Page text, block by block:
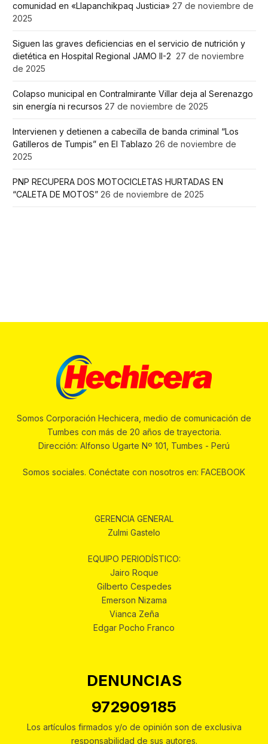
comunidad en «Llapanchikpaq Justicia» 27 de noviembre de
2025
Siguen las graves deficiencias en el servicio de nutrición y
dietética en Hospital Regional JAMO II-2 27 de noviembre
de 2025
Colapso municipal en Contralmirante Villar deja al Serenazgo
sin energía ni recursos 27 de noviembre de 2025
Intervienen y detienen a cabecilla de banda criminal “Los
Gatilleros de Tumpis” en El Tablazo 26 de noviembre de
2025
PNP RECUPERA DOS MOTOCICLETAS HURTADAS EN
“CALETA DE MOTOS” 26 de noviembre de 2025
Somos Corporación Hechicera, medio de comunicación de
Tumbes con más de 20 años de trayectoria.
Dirección: Alfonso Ugarte Nº 101, Tumbes - Perú
Somos sociales. Conéctate con nosotros en: FACEBOOK
GERENCIA GENERAL
Zulmi Gastelo
EQUIPO PERIODÍSTICO:
Jairo Roque
Gilberto Cespedes
Emerson Nizama
Vianca Zeña
Edgar Pocho Franco
DENUNCIAS
972909185
Los artículos firmados y/o de opinión son de exclusiva
responsabilidad de sus autores.